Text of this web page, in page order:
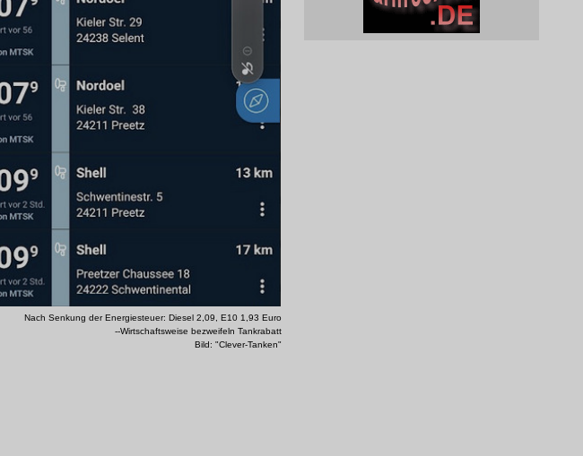
Nach Senkung der Energiesteuer: Diesel 2,09, E10 1,93 Euro
--Wirtschaftsweise bezweifeln Tankrabatt
Bild: "Clever-Tanken"